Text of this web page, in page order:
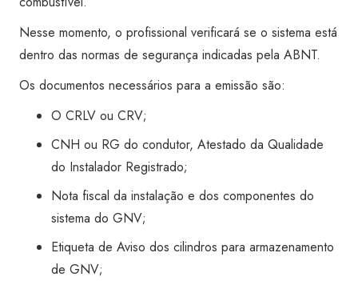
Nesse momento, o profissional verificará se o sistema está
dentro das normas de segurança indicadas pela ABNT.
Os documentos necessários para a emissão são:
O CRLV ou CRV;
CNH ou RG do condutor, Atestado da Qualidade
do Instalador Registrado;
Nota fiscal da instalação e dos componentes do
sistema do GNV;
Etiqueta de Aviso dos cilindros para armazenamento
de GNV;